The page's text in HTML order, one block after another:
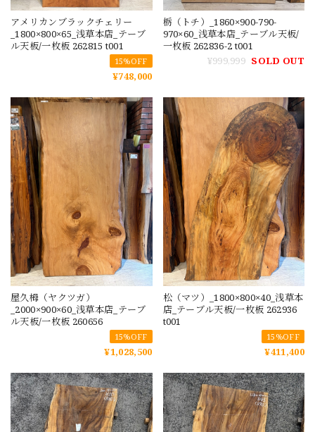
アメリカンブラックチェリー
_1800×800×65_浅草本店_テーブ
ル天板/一枚板 262815 t001
15%OFF
¥748,000
栃（トチ）_1860×900-790-
970×60_浅草本店_テーブル天板/
一枚板 262836-2 t001
¥999,999 SOLD OUT
屋久栂（ヤクツガ）
_2000×900×60_浅草本店_テーブ
ル天板/一枚板 260656
15%OFF
¥1,028,500
松（マツ）_1800×800×40_浅草本
店_テーブル天板/一枚板 262936
t001
15%OFF
¥411,400